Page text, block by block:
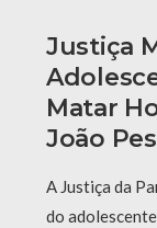
Justiça
Matar
João
A Justiça da
do